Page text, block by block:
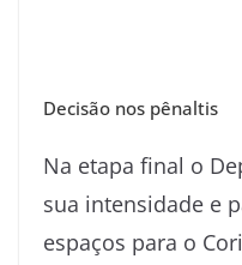
Decisão nos pênaltis
Na etapa final o
sua intensidade e
espaços para o